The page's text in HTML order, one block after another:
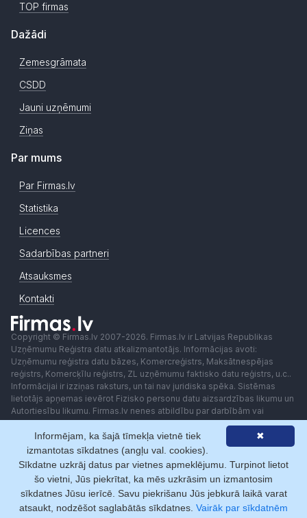
TOP firmas
Dažādi
Zemesgrāmata
CSDD
Jauni uzņēmumi
Ziņas
Par mums
Par Firmas.lv
Statistika
Licences
Sadarbības partneri
Atsauksmes
Kontakti
Copyright © Firmas.lv 2007-2026. Firmas.lv ir Latvijas Republikas
Uzņēmumu Reģistra datu atkalizmantotājs. Informācijas avoti:
Uzņēmumu reģistra datu bāzes, Komercreģistrs, Maksātnespējas
reģistrs, Komercķīlu reģistrs, ZL uzņēmumu faktisko datu reģistrs, u.c..
Informācijai ir izziņas raksturs, un tai nav juridiska spēka. Sistēmas
lietotājs apņemas ievērot Fizisko personu datu aizsardzības likumu un
Autortiesību likumu. Firmas.lv nenes atbildību par darbībām vai
lēmumiem, kas balstīti uz saņemto pakalpojumu. Lietotājam aizliegts
izmantot jebkādas automatizētas sistēmas vai iekārtas (robotus)
piekļuvei sistēmai bez rakstiskas saskaņošanas ar Firmas.lv. Galvenā
redaktore: Ingūna Pempere.
Lietošanas noteikumi
Privātuma politika Norēķini ar
✖
Informējam, ka šajā tīmekļa vietnē tiek
izmantotas sīkdatnes (angļu val. cookies).
Sīkdatne uzkrāj datus par vietnes apmeklējumu. Turpinot lietot
šo vietni, Jūs piekrītat, ka mēs uzkrāsim un izmantosim
sīkdatnes Jūsu ierīcē. Savu piekrišanu Jūs jebkurā laikā varat
atsaukt, nodzēšot saglabātās sīkdatnes. Vairāk par sīkdatnēm